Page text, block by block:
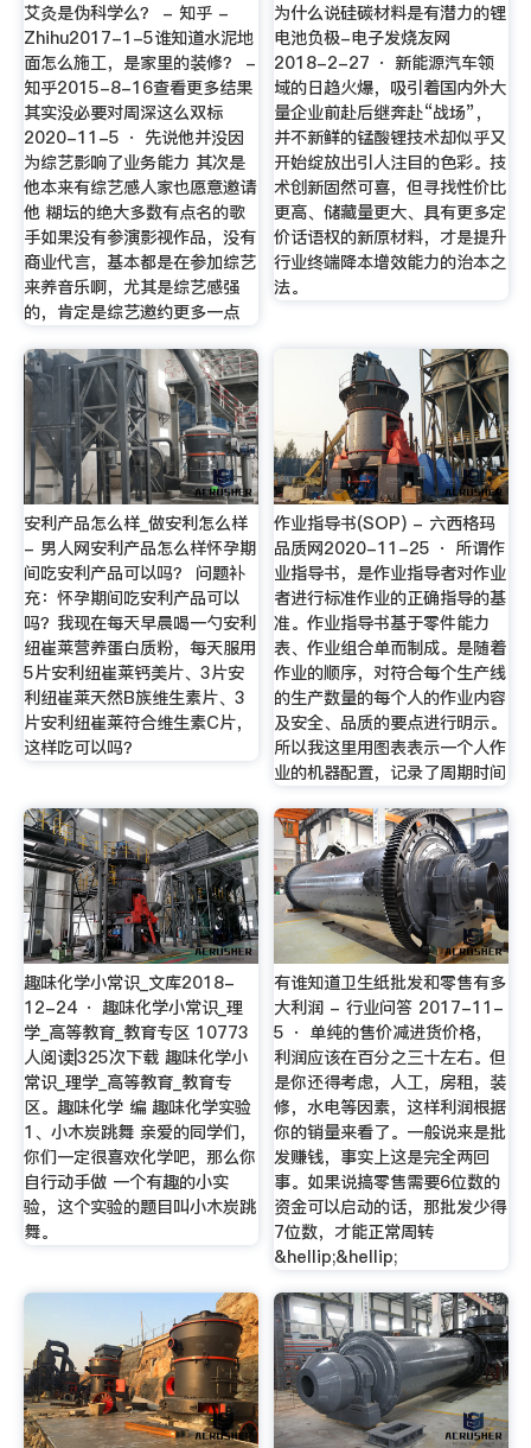
艾灸是伪科学么？ - 知乎 -
Zhihu2017-1-5谁知道水泥地
面怎么施工，是家里的装修？ -
知乎2015-8-16查看更多结果
其实没必要对周深这么双标
2020-11-5 · 先说他并没因
为综艺影响了业务能力 其次是
他本来有综艺感人家也愿意邀请
他 糊坛的绝大多数有点名的歌
手如果没有参演影视作品，没有
商业代言，基本都是在参加综艺
来养音乐啊，尤其是综艺感强
的，肯定是综艺邀约更多一点
为什么说硅碳材料是有潜力的锂
电池负极-电子发烧友网
2018-2-27 · 新能源汽车领
域的日趋火爆，吸引着国内外大
量企业前赴后继奔赴“战场”，
并不新鲜的锰酸锂技术却似乎又
开始绽放出引人注目的色彩。技
术创新固然可喜，但寻找性价比
更高、储藏量更大、具有更多定
价话语权的新原材料，才是提升
行业终端降本增效能力的治本之
法。
安利产品怎么样_做安利怎么样
- 男人网安利产品怎么样怀孕期
间吃安利产品可以吗？ 问题补
充：怀孕期间吃安利产品可以
吗？我现在每天早晨喝一勺安利
纽崔莱营养蛋白质粉，每天服用
5片安利纽崔莱钙美片、3片安
利纽崔莱天然B族维生素片、3
片安利纽崔莱符合维生素C片，
这样吃可以吗？
作业指导书(SOP) - 六西格玛
品质网2020-11-25 · 所谓作
业指导书，是作业指导者对作业
者进行标准作业的正确指导的基
准。作业指导书基于零件能力
表、作业组合单而制成。是随着
作业的顺序，对符合每个生产线
的生产数量的每个人的作业内容
及安全、品质的要点进行明示。
所以我这里用图表表示一个人作
业的机器配置，记录了周期时间
趣味化学小常识_文库2018-
12-24 · 趣味化学小常识_理
学_高等教育_教育专区 10773
人阅读|325次下载 趣味化学小
常识_理学_高等教育_教育专
区。趣味化学 编 趣味化学实验
1、小木炭跳舞 亲爱的同学们，
你们一定很喜欢化学吧，那么你
自行动手做 一个有趣的小实
验，这个实验的题目叫小木炭跳
舞。
有谁知道卫生纸批发和零售有多
大利润 - 行业问答 2017-11-
5 · 单纯的售价减进货价格，
利润应该在百分之三十左右。但
是你还得考虑，人工，房租，装
修，水电等因素，这样利润根据
你的销量来看了。一般说来是批
发赚钱，事实上这是完全两回
事。如果说搞零售需要6位数的
资金可以启动的话，那批发少得
7位数，才能正常周转
&hellip;&hellip;